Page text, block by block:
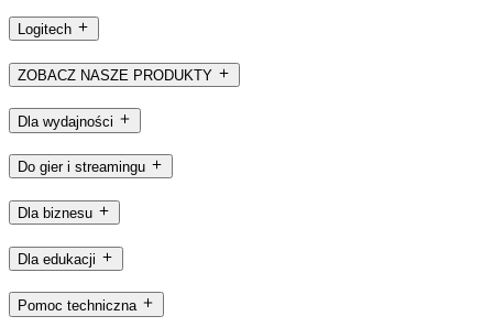
Logitech
ZOBACZ NASZE PRODUKTY
Dla wydajności
Do gier i streamingu
Dla biznesu
Dla edukacji
Pomoc techniczna